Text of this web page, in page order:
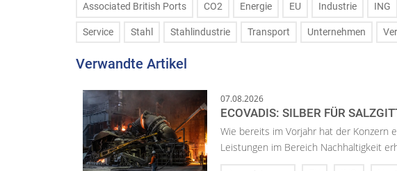
Associated British Ports CO2 Energie EU Industrie ING
Service Stahl Stahlindustrie Transport Unternehmen
Verwandte Artikel
07.08.2026
ECOVADIS: SILBER FÜR
Wie bereits im Vorjahr hat der Konzern
Leistungen im Bereich Nachhaltigkeit